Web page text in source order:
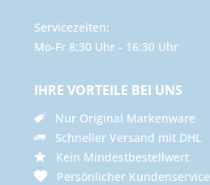
Servicezeiten:
Mo-Fr 8:30 Uhr - 16:30 Uhr
IHRE VORTEILE BEI UNS
Nur Original Markenware
Schneller Versand mit DHL
Kein Mindestbestellwert
Persönlicher Kundenservice